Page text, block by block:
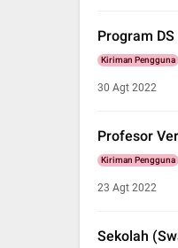
Program
Kiriman Pengguna
30 Agt 2022
Profesor
Kiriman Pengguna
23 Agt 2022
Sekolah